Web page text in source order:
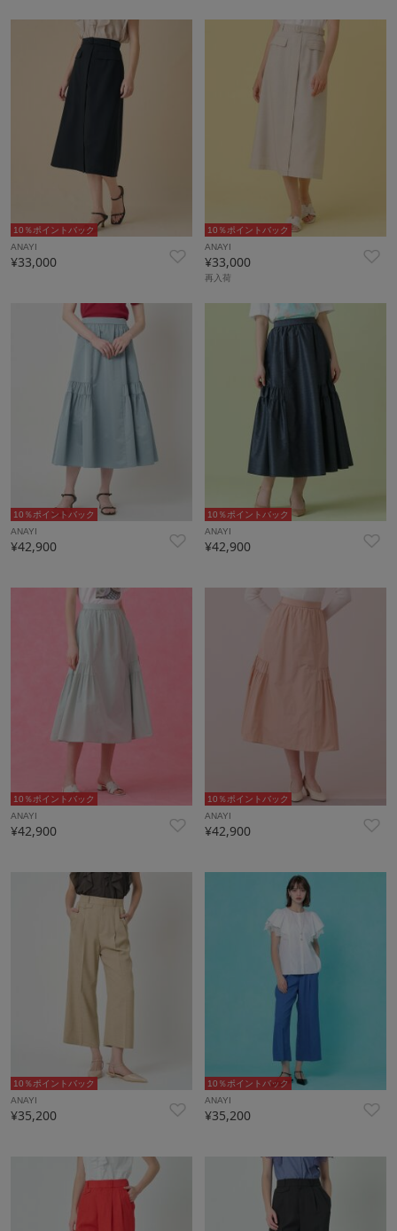
10％ポイントバック
ANAYI
¥33,000
10％ポイントバック
ANAYI
¥33,000
再入荷
10％ポイントバック
ANAYI
¥42,900
10％ポイントバック
ANAYI
¥42,900
10％ポイントバック
ANAYI
¥42,900
10％ポイントバック
ANAYI
¥42,900
10％ポイントバック
ANAYI
¥35,200
10％ポイントバック
ANAYI
¥35,200